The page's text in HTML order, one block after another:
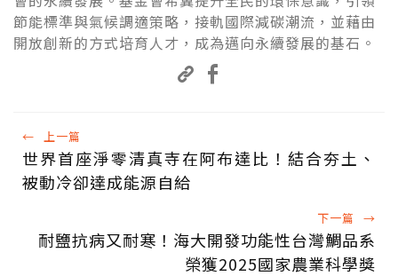
節能標準與氣候調適策略，接軌國際減碳潮流，並藉由
開放創新的方式培育人才，成為邁向永續發展的基石。
← 上一篇
世界首座淨零清真寺在阿布達比！結合夯土、
被動冷卻達成能源自給
下一篇 →
耐鹽抗病又耐寒！海大開發功能性台灣鯛品系
榮獲2025國家農業科學獎